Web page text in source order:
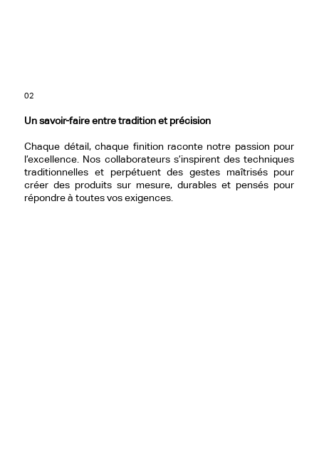
Un savoir-faire entre tradition et précision
Chaque détail, chaque finition raconte notre passion pour
l’excellence. Nos collaborateurs s’inspirent des techniques
traditionnelles et perpétuent des gestes maîtrisés pour
créer des produits sur mesure, durables et pensés pour
répondre à toutes vos exigences.
02